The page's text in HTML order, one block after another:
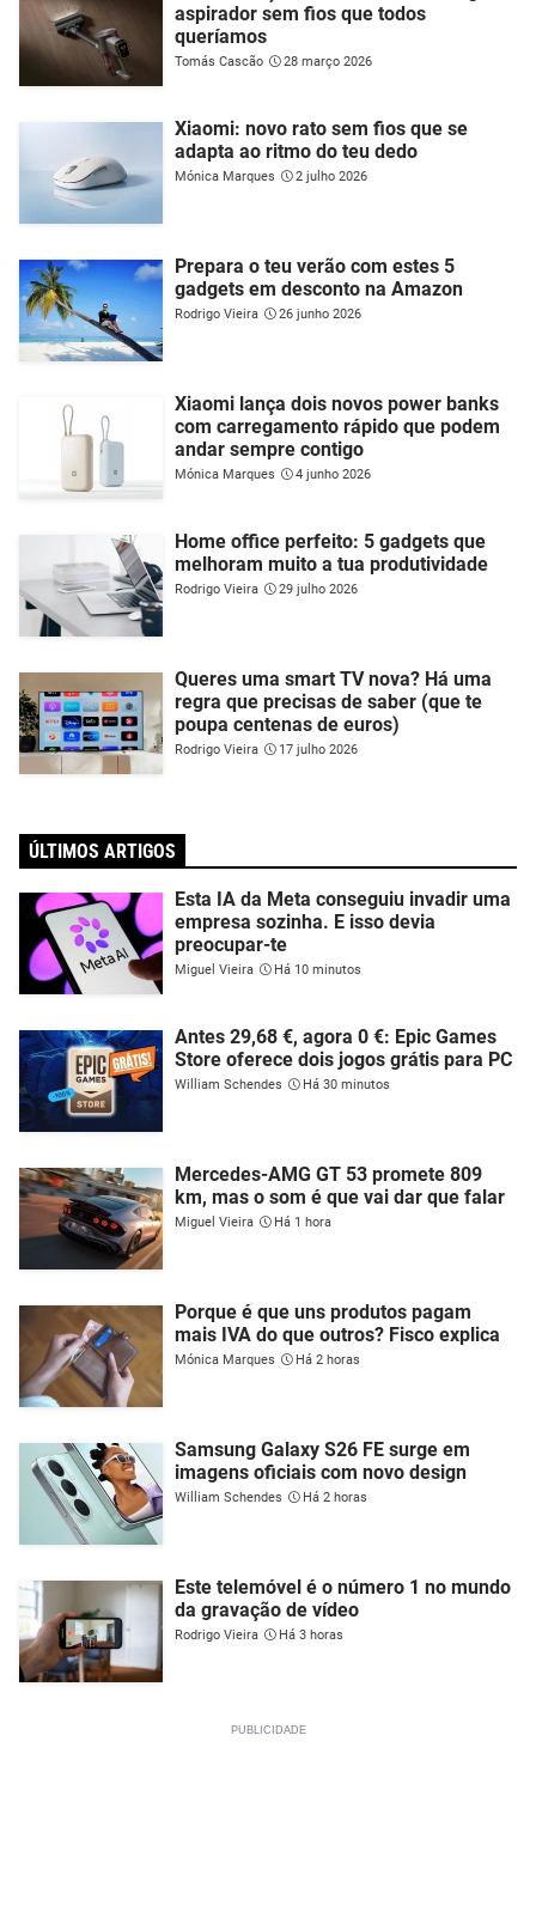
aspirador sem fios que todos
queríamos
Tomás Cascão 28 março 2026
Xiaomi: novo rato sem fios que se
adapta ao ritmo do teu dedo
Mónica Marques 2 julho 2026
Prepara o teu verão com estes 5
gadgets em desconto na Amazon
Rodrigo Vieira 26 junho 2026
Xiaomi lança dois novos power banks
com carregamento rápido que podem
andar sempre contigo
Mónica Marques 4 junho 2026
Home office perfeito: 5 gadgets que
melhoram muito a tua produtividade
Rodrigo Vieira 29 julho 2026
Queres uma smart TV nova? Há uma
regra que precisas de saber (que te
poupa centenas de euros)
Rodrigo Vieira 17 julho 2026
ÚLTIMOS ARTIGOS
Esta IA da Meta conseguiu invadir uma
empresa sozinha. E isso devia
preocupar-te
Miguel Vieira Há 10 minutos
Antes 29,68 €, agora 0 €: Epic Games
Store oferece dois jogos grátis para PC
William Schendes Há 30 minutos
Mercedes-AMG GT 53 promete 809
km, mas o som é que vai dar que falar
Miguel Vieira Há 1 hora
Porque é que uns produtos pagam
mais IVA do que outros? Fisco explica
Mónica Marques Há 2 horas
Samsung Galaxy S26 FE surge em
imagens oficiais com novo design
William Schendes Há 2 horas
Este telemóvel é o número 1 no mundo
da gravação de vídeo
Rodrigo Vieira Há 3 horas